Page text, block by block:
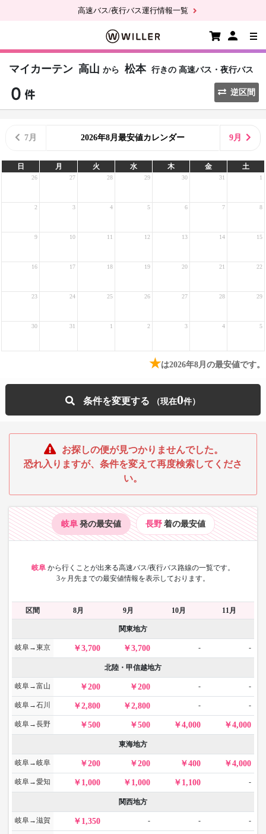
高速バス/夜行バス運行情報一覧
マイカーテン 高山 から 松本 行きの 高速バス・夜行バス
逆区間
7月 2026年8月最安値カレンダー 9月
日 月 火 水 木 金 土
26 27 28 29 30 31 1
2 3 4 5 6 7 8
9 10 11 12 13 14 15
16 17 18 19 20 21 22
23 24 25 26 27 28 29
30 31 1 2 3 4 5
★は2026年8月の最安値です。
条件を変更する 0
お探しの便が見つかりませんでした。
恐れ入りますが、条件を変えて再度検索してくださ
い。
岐阜 発の最安値 長野 着の最安値
岐阜 から行くことが出来る高速バス/夜行バス路線の一覧です。
3ヶ月先までの最安値情報を表示しております。
区間 8月 9月 10月 11月
関東地方
岐阜→東京 3,700 3,700 - -
北陸・甲信越地方
岐阜→富山 200 200 - -
岐阜→石川 2,800 2,800 - -
岐阜→長野 500 500 4,000 4,000
東海地方
岐阜→岐阜 200 200 400 4,000
岐阜→愛知 1,000 1,000 1,100 -
関西地方
岐阜→滋賀 1,350 - - -